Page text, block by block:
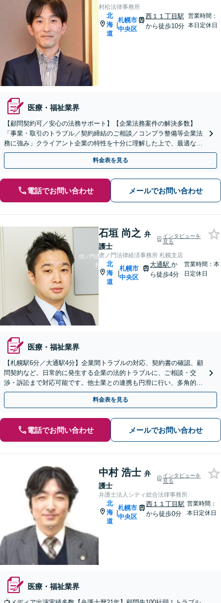
村松法律事務所
北
海
道
|
札幌市
中央区
西１１丁目駅
から徒歩10分
営業時間：
本日定休日
医療・福祉業界
【顧問契約可／安心の法務サポート】【企業法務案件の解決多数】
「事業・取引のトラブル／契約締結のご相談／コンプラ整備等企業法
務に強み」クライアント企業の特性を十分に理解した上で、最適な法
的戦略を立案「労務問題全般に対応」【休日・夜間相談可】
料金表を見る
電話でお問い合わせ メールでお問い合わせ
石垣 尚之 弁
護士
インタビューを
見る
虎ノ門法律経済事務所 札幌支店
北
海
道
|
札幌市
中央区
大通駅 か
ら徒歩4分
営業時間：本
日定休日
医療・福祉業界
【札幌駅6分／大通駅4分】企業間トラブルの対応、契約書の確認、顧
問契約など。日常的に発生する企業の法的トラブルに、ご相談・交
渉・訴訟まで対応可能です。他士業との連携も円滑に行い、多角的な
視点で支援いたします【初回相談無料】【休日面談可】
料金表を見る
電話でお問い合わせ メールでお問い合わせ
中村 浩士 弁
護士
インタビューを
見る
弁護士法人シティ総合法律事務所
北
海
道
|
札幌市
中央区
西１１丁目駅
から徒歩0分
営業時間：
本日定休日
医療・福祉業界